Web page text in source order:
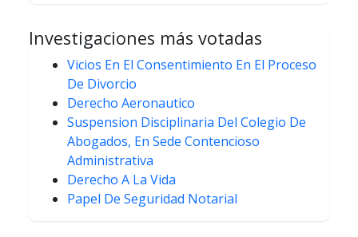
Investigaciones más votadas
Vicios En El Consentimiento En El Proceso
De Divorcio
Derecho Aeronautico
Suspension Disciplinaria Del Colegio De
Abogados, En Sede Contencioso
Administrativa
Derecho A La Vida
Papel De Seguridad Notarial